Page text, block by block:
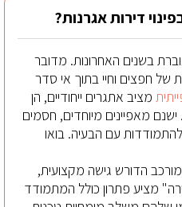
דירות אגרנות?
בשנים האחרונות. מדובר
של חפצים וחיי בתוך אי סדר
מציב אתגרים ייחודיים, הן
מאפיינים מיוחדים, חסמים
עם הבעיה. בואו
הדורש גישה מקצועית,
מציע פתרון כולל המתמודד